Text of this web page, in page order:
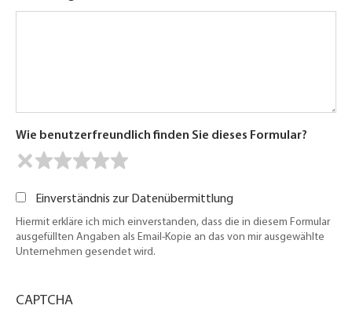
Wie benutzerfreundlich finden Sie dieses Formular?
Einverständnis zur Datenübermittlung
Hiermit erkläre ich mich einverstanden, dass die in diesem Formular
ausgefüllten Angaben als Email-Kopie an das von mir ausgewählte
Unternehmen gesendet wird.
CAPTCHA